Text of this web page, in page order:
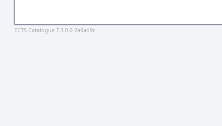
ECTS Catalogue 7.3.0.0-2a9ad9c